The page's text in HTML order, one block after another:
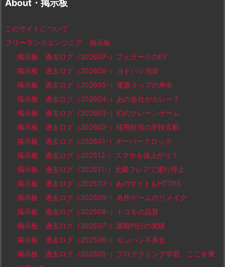
About・掲示板
このサイトについて
フリーランスエンジニア 掲示板
掲示板 過去ログ（202607-）フェラーリのEV
掲示板 過去ログ（202606-）ヨドバシ池袋
掲示板 過去ログ（202605-）電源タップの寿命
掲示板 過去ログ（202604-）あの会社がカレー？
掲示板 過去ログ（202603-）幻のクレーンゲーム
掲示板 過去ログ（202602-）採用担当の不快言動
掲示板 過去ログ（202601-）オーバークロック
掲示板 過去ログ（202512-）スマホも値上がり？
掲示板 過去ログ（202511-）太陽フレアで運行停止
掲示板 過去ログ（202510-）あのサイトもHTTPS
掲示板 過去ログ（202509-）名作ゲームのリメイク
掲示板 過去ログ（202508-）ドコモの品質
掲示板 過去ログ（202507-）退職代行の実績
掲示板 過去ログ（202506-）モンハン不具合
掲示板 過去ログ（202505-）プログラミング学習、ここを乗